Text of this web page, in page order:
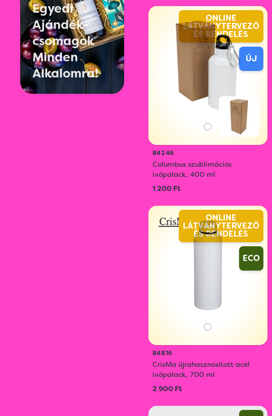
Egyedi
Ajándék-
csomagok
Minden
Alkalomra!
ONLINE
LÁTVÁNYTERVEZŐ
ÉS RENDELÉS
ÚJ
84246
Columbus szublimációs
ivópalack, 400 ml
1 200 Ft
ONLINE
LÁTVÁNYTERVEZŐ
ÉS RENDELÉS
ECO
84816
CrisMa újrahasznosított acél
ivópalack, 700 ml
2 900 Ft